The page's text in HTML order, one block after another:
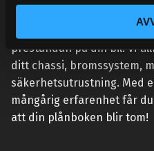
VÅR AFFÄRSIDÉ ÄR ENKEL:
prestandan på din bil. Vi
ditt chassi, bromssystem,
säkerhetsutrustning. Med
mångårig erfarenhet får
att din plånboken blir tom!